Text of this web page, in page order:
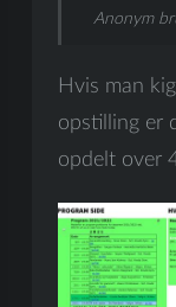
Anonym
Hvis man
opstilling er
opdelt over